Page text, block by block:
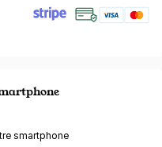
smartphone